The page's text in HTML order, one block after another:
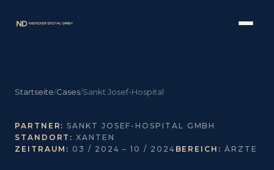
Startseite/Cases/Sankt Josef-Hospital
PARTNER: SANKT JOSEF-HOSPITAL GMBH
STANDORT: XANTEN
ZEITRAUM: 03 / 2024 – 10 / 2024 BEREICH: ÄRZTE